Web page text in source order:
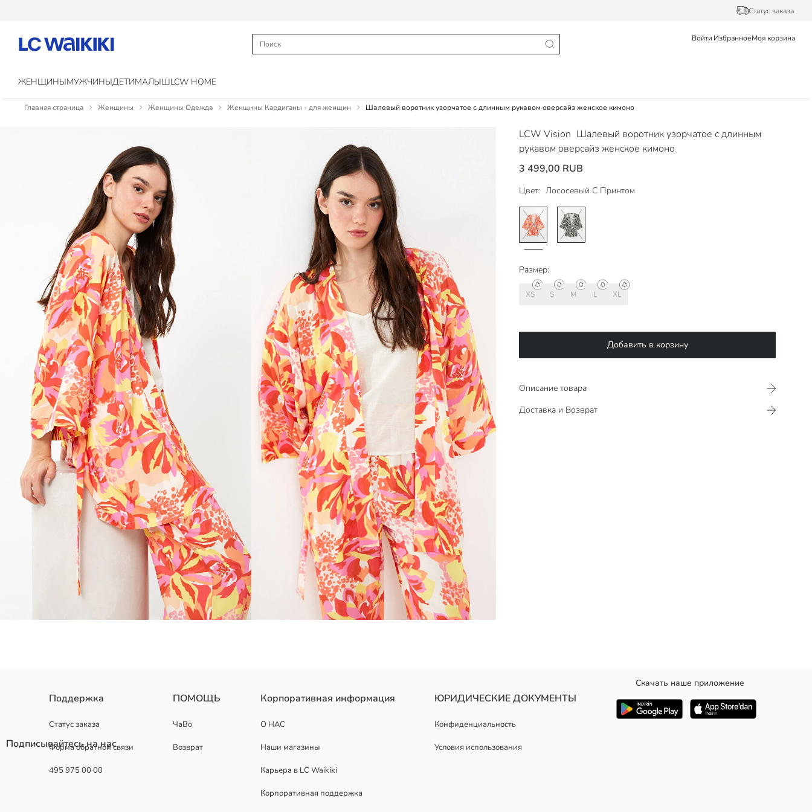
Статус заказа
Войти ИзбранноеМоя корзина
ЖЕНЩИНЫМУЖЧИНЫДЕТИМАЛЫШLCW HOME
Главная страница Женщины Женщины Одежда Женщины Кардиганы - для женщин Шалевый воротник узорчатое с длинным рукавом оверсайз женское кимоно
LCW Vision Шалевый воротник узорчатое с длинным
рукавом оверсайз женское кимоно
3 499,00 RUB
Цвет: Лососевый С Принтом
Размер:
XS S M L XL
Добавить в корзину
Описание товара
Доставка и Возврат
Страна происхождения:
Поддержка
Статус заказа
Форма обратной связи
495 975 00 00
ПОМОЩЬ
ЧаВо
Возврат
Корпоративная информация
О НАС
Наши магазины
Карьера в LC Waikiki
Корпоративная поддержка
ЮРИДИЧЕСКИЕ ДОКУМЕНТЫ
Конфиденциальность
Условия использования
Скачать наше приложение
Подписывайтесь на нас